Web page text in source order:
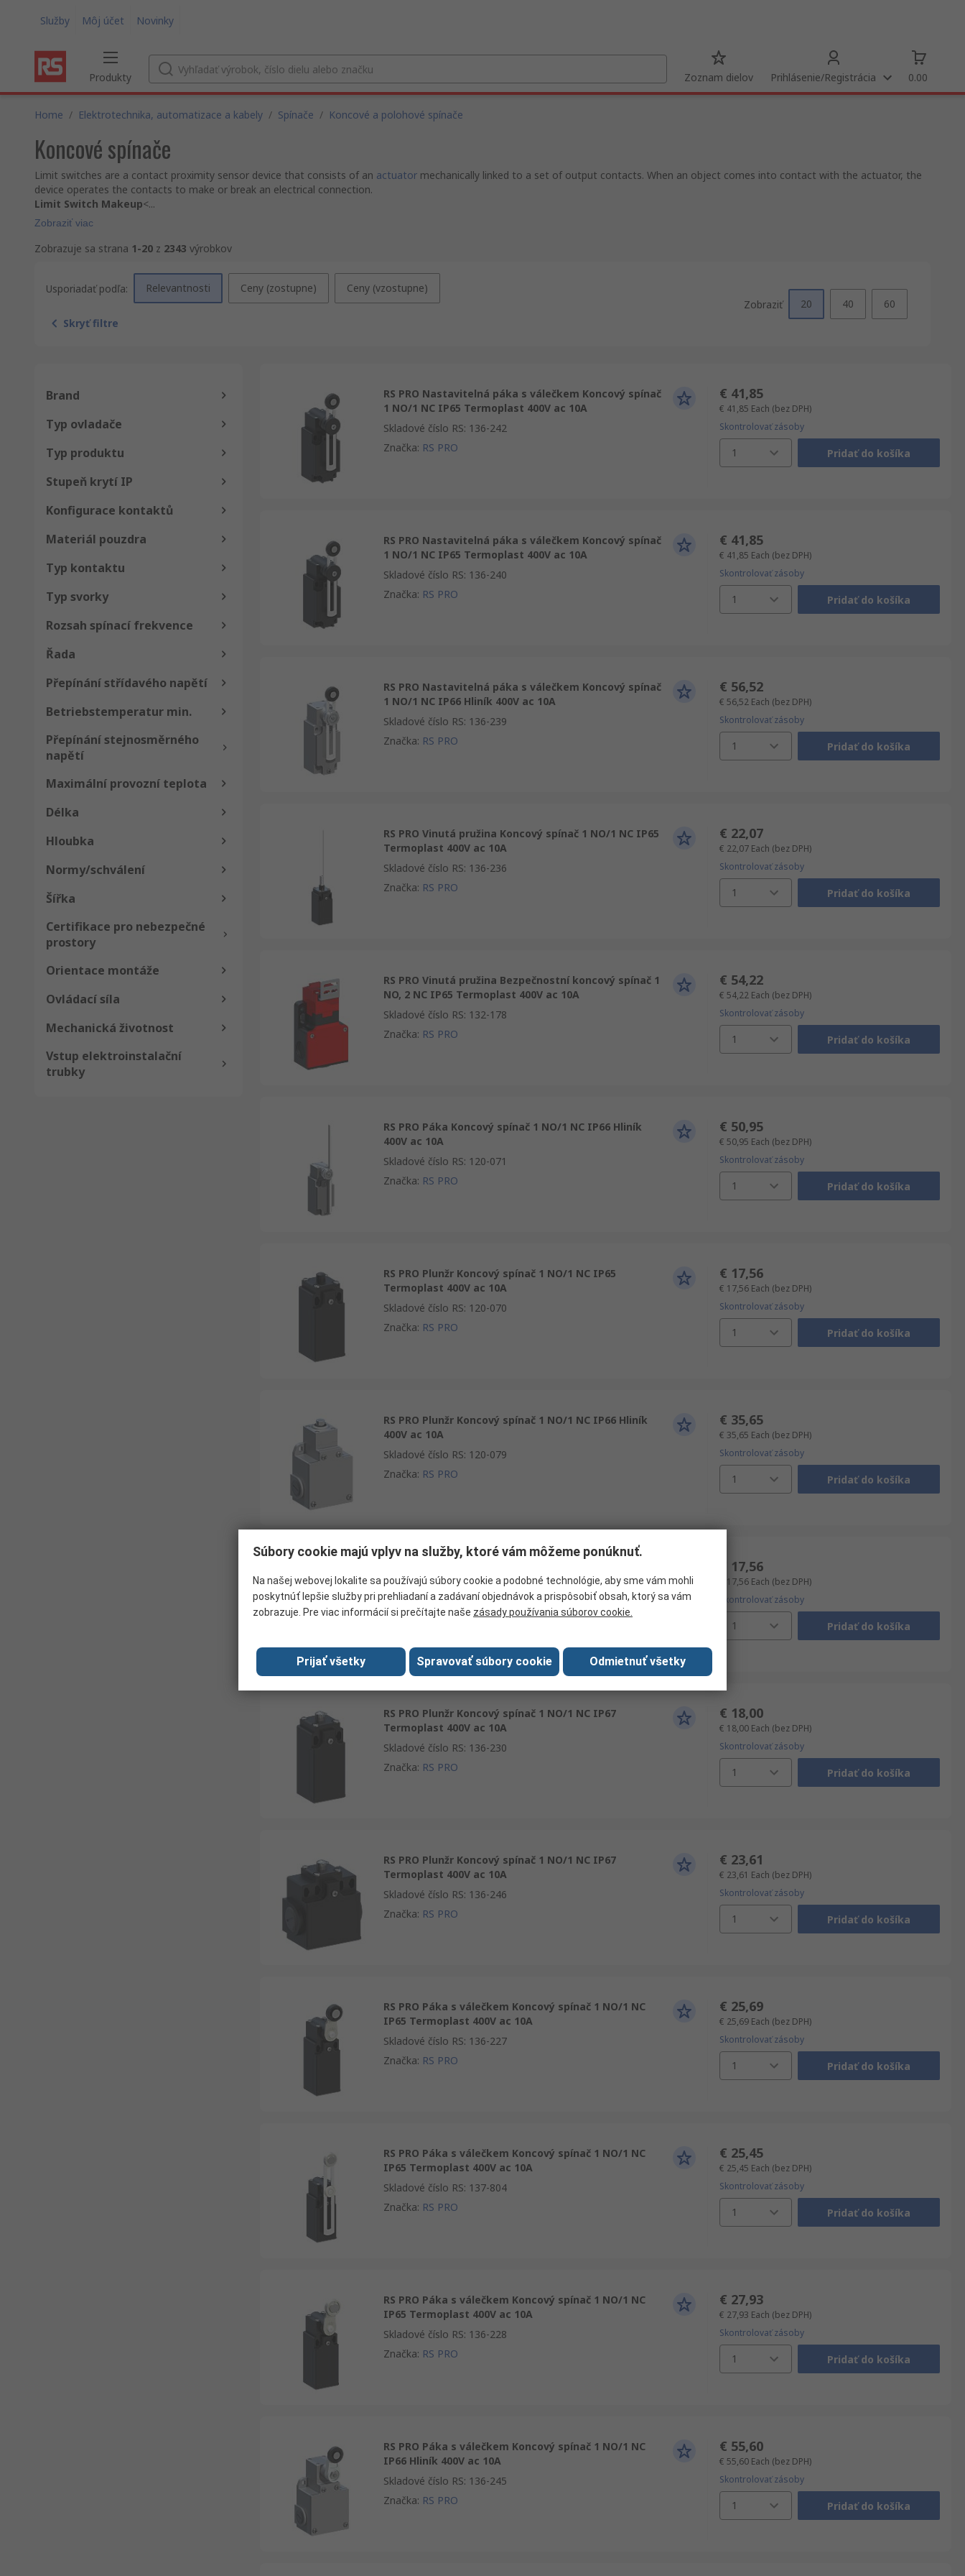
Služby Môj účet Novinky
Produkty Zoznam dielov Prihlásenie/Registrácia 0.00
Home / Elektrotechnika, automatizace a kabely / Spínače / Koncové a polohové spínače
Koncové spínače
Limit switches are a contact proximity sensor device that consists of an actuator mechanically linked to a set of output contacts. When an object comes into contact with the actuator, the
device operates the contacts to make or break an electrical connection.
Limit Switch Makeup<...
Zobraziť viac
Zobrazuje sa strana 1-20 z 2343 výrobkov
Usporiadať podľa: Relevantnosti Ceny (zostupne) Ceny (vzostupne)
Skryť filtre
Zobraziť 20 40 60
Brand
Typ ovladače
Typ produktu
Stupeň krytí IP
Konfigurace kontaktů
Materiál pouzdra
Typ kontaktu
Typ svorky
Rozsah spínací frekvence
Řada
Přepínání střídavého napětí
Betriebstemperatur min.
Přepínání stejnosměrného
napětí
Maximální provozní teplota
Délka
Hloubka
Normy/schválení
Šířka
Certifikace pro nebezpečné
prostory
Orientace montáže
Ovládací síla
Mechanická životnost
Vstup elektroinstalační
trubky
RS PRO Nastavitelná páka s válečkem Koncový spínač
1 NO/1 NC IP65 Termoplast 400V ac 10A
Skladové číslo RS: 136-242
Značka: RS PRO
€ 41,85
€ 41,85 Each (bez DPH)
Skontrolovať zásoby
1 Pridať do košíka
RS PRO Nastavitelná páka s válečkem Koncový spínač
1 NO/1 NC IP65 Termoplast 400V ac 10A
Skladové číslo RS: 136-240
Značka: RS PRO
€ 41,85
€ 41,85 Each (bez DPH)
Skontrolovať zásoby
1 Pridať do košíka
RS PRO Nastavitelná páka s válečkem Koncový spínač
1 NO/1 NC IP66 Hliník 400V ac 10A
Skladové číslo RS: 136-239
Značka: RS PRO
€ 56,52
€ 56,52 Each (bez DPH)
Skontrolovať zásoby
1 Pridať do košíka
RS PRO Vinutá pružina Koncový spínač 1 NO/1 NC IP65
Termoplast 400V ac 10A
Skladové číslo RS: 136-236
Značka: RS PRO
€ 22,07
€ 22,07 Each (bez DPH)
Skontrolovať zásoby
1 Pridať do košíka
RS PRO Vinutá pružina Bezpečnostní koncový spínač 1
NO, 2 NC IP65 Termoplast 400V ac 10A
Skladové číslo RS: 132-178
Značka: RS PRO
€ 54,22
€ 54,22 Each (bez DPH)
Skontrolovať zásoby
1 Pridať do košíka
RS PRO Páka Koncový spínač 1 NO/1 NC IP66 Hliník
400V ac 10A
Skladové číslo RS: 120-071
Značka: RS PRO
€ 50,95
€ 50,95 Each (bez DPH)
Skontrolovať zásoby
1 Pridať do košíka
RS PRO Plunžr Koncový spínač 1 NO/1 NC IP65
Termoplast 400V ac 10A
Skladové číslo RS: 120-070
Značka: RS PRO
€ 17,56
€ 17,56 Each (bez DPH)
Skontrolovať zásoby
1 Pridať do košíka
RS PRO Plunžr Koncový spínač 1 NO/1 NC IP66 Hliník
400V ac 10A
Skladové číslo RS: 120-079
Značka: RS PRO
€ 35,65
€ 35,65 Each (bez DPH)
Skontrolovať zásoby
1 Pridať do košíka
Termoplast 400V ac 10A
Skladové číslo RS:132-177
Značka:RS PRO
€ 17,56
€ 17,56 Each (bez DPH)
Skontrolovať zásoby
1 Pridať do košíka
RS PRO Plunžr Koncový spínač 1 NO/1 NC IP67
Termoplast 400V ac 10A
Skladové číslo RS: 136-230
Značka: RS PRO
€ 18,00
€ 18,00 Each (bez DPH)
Skontrolovať zásoby
1 Pridať do košíka
RS PRO Plunžr Koncový spínač 1 NO/1 NC IP67
Termoplast 400V ac 10A
Skladové číslo RS: 136-246
Značka: RS PRO
€ 23,61
€ 23,61 Each (bez DPH)
Skontrolovať zásoby
1 Pridať do košíka
RS PRO Páka s válečkem Koncový spínač 1 NO/1 NC
IP65 Termoplast 400V ac 10A
Skladové číslo RS: 136-227
Značka: RS PRO
€ 25,69
€ 25,69 Each (bez DPH)
Skontrolovať zásoby
1 Pridať do košíka
RS PRO Páka s válečkem Koncový spínač 1 NO/1 NC
IP65 Termoplast 400V ac 10A
Skladové číslo RS: 137-804
Značka: RS PRO
€ 25,45
€ 25,45 Each (bez DPH)
Skontrolovať zásoby
1 Pridať do košíka
RS PRO Páka s válečkem Koncový spínač 1 NO/1 NC
IP65 Termoplast 400V ac 10A
Skladové číslo RS: 136-228
Značka: RS PRO
€ 27,93
€ 27,93 Each (bez DPH)
Skontrolovať zásoby
1 Pridať do košíka
RS PRO Páka s válečkem Koncový spínač 1 NO/1 NC
IP66 Hliník 400V ac 10A
Skladové číslo RS: 136-245
Značka: RS PRO
€ 55,60
€ 55,60 Each (bez DPH)
Skontrolovať zásoby
1 Pridať do košíka
Súbory cookie majú vplyv na služby, ktoré vám môžeme ponúknuť.
Na našej webovej lokalite sa používajú súbory cookie a podobné technológie, aby sme vám mohli
poskytnúť lepšie služby pri prehliadaní a zadávaní objednávok a prispôsobiť obsah, ktorý sa vám
zobrazuje. Pre viac informácií si prečítajte naše zásady používania súborov cookie.
Prijať všetky Spravovať súbory cookie Odmietnuť všetky